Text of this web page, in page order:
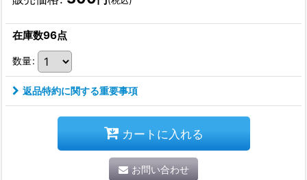
在庫数96点
数量:
返品特約に関する重要事項
カートに入れる
お問い合わせ